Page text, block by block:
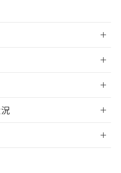
/会員登録
例
ておりました。
への在庫切替を完了
より割愛しておりま